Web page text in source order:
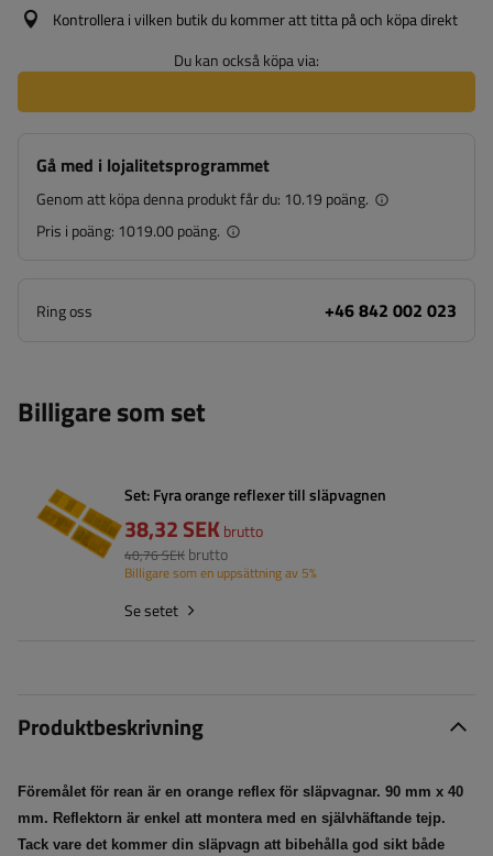
Kontrollera i vilken butik du kommer att titta på och köpa direkt
Du kan också köpa via:
Gå med i lojalitetsprogrammet
Genom att köpa denna produkt får du: 10.19 poäng.
Pris i poäng: 1019.00 poäng.
Ring oss +46 842 002 023
Billigare som set
Set: Fyra orange reflexer till släpvagnen
38,32 SEKbrutto
40,76 SEK brutto
Billigare som en uppsättning av 5%
Se setet
Produktbeskrivning
Föremålet för rean är en orange reflex för släpvagnar. 90 mm x 40
mm. Reflektorn är enkel att montera med en självhäftande tejp.
Tack vare det kommer din släpvagn att bibehålla god sikt både